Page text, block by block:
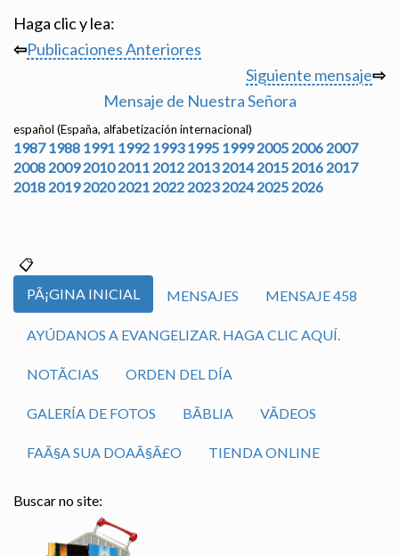
Haga clic y lea:
⇦Publicaciones Anteriores
Siguiente mensaje⇨
Mensaje de Nuestra Señora
español (España, alfabetización internacional)
1987 1988 1991 1992 1993 1995 1999 2005 2006 2007
2008 2009 2010 2011 2012 2013 2014 2015 2016 2017
2018 2019 2020 2021 2022 2023 2024 2025 2026
PÃ¡GINA INICIAL MENSAJES MENSAJE 458
AYÚDANOS A EVANGELIZAR. HAGA CLIC AQUÍ.
NOTÃ­CIAS ORDEN DEL DÍA
GALERÍA DE FOTOS BÃ­BLIA VÃ­DEOS
FAÃ§A SUA DOAÃ§Ã£O TIENDA ONLINE
Buscar no site: